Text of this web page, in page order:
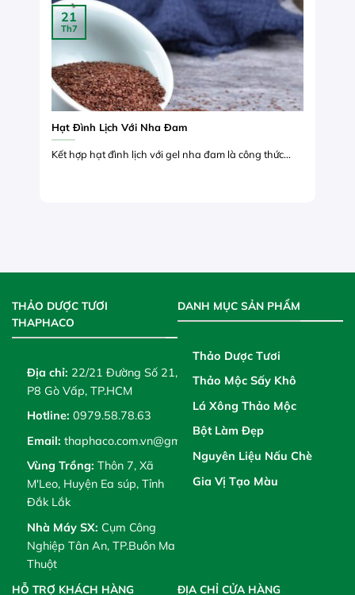
Hạt Đình Lịch Với Nha Đam
Kết hợp hạt đình lịch với gel nha đam là công thức...
21
Th7
THẢO DƯỢC TƯƠI
THAPHACO
Địa chỉ: 22/21 Đường Số 21,
P8 Gò Vấp, TP.HCM
Hotline: 0979.58.78.63
Email: thaphaco.com.vn@gmail.com
Vùng Trồng: Thôn 7, Xã
M'Leo, Huyện Ea súp, Tỉnh
Đắk Lắk
Nhà Máy SX: Cụm Công
Nghiệp Tân An, TP.Buôn Ma
Thuột
DANH MỤC SẢN PHẨM
Thảo Dược Tươi
Thảo Mộc Sấy Khô
Lá Xông Thảo Mộc
Bột Làm Đẹp
Nguyên Liệu Nấu Chè
Gia Vị Tạo Màu
HỖ TRỢ KHÁCH HÀNG ĐỊA CHỈ CỬA HÀNG